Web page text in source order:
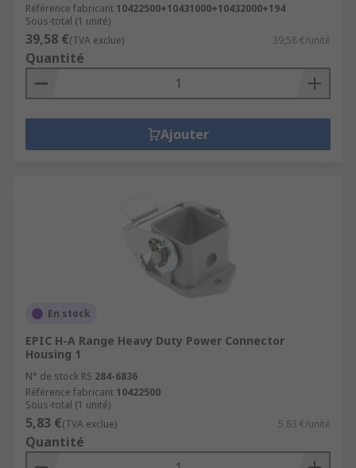
Référence fabricant 10422500+10431000+10432000+194
Sous-total (1 unité)
39,58 €(TVA exclue) 39,58 €/unité
Quantité
Ajouter
En stock
EPIC H-A Range Heavy Duty Power Connector
Housing 1
N° de stock RS 284-6836
Référence fabricant 10422500
Sous-total (1 unité)
5,83 €(TVA exclue) 5,83 €/unité
Quantité